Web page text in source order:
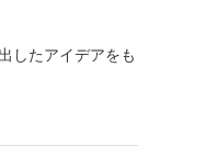
したアイデアをも